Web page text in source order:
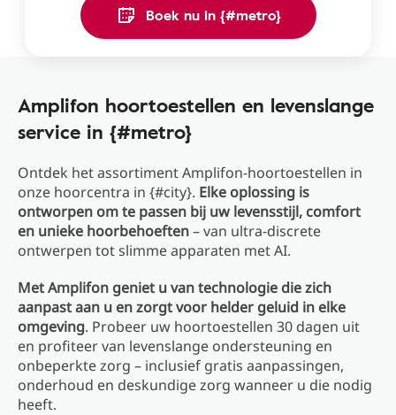
Boek nu in {#metro}
Amplifon hoortoestellen en levenslange
service in {#metro}
Ontdek het assortiment Amplifon-hoortoestellen in
onze hoorcentra in {#city}. Elke oplossing is
ontworpen om te passen bij uw levensstijl, comfort
en unieke hoorbehoeften– van ultra-discrete
ontwerpen tot slimme apparaten met AI.
Met Amplifon geniet u van technologie die zich
aanpast aan u en zorgt voor helder geluid in elke
omgeving. Probeer uw hoortoestellen 30 dagen uit
en profiteer van levenslange ondersteuning en
onbeperkte zorg – inclusief gratis aanpassingen,
onderhoud en deskundige zorg wanneer u die nodig
heeft.